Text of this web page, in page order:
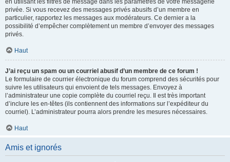
en utilisant les filtres de message dans les paramètres de votre messagerie
privée. Si vous recevez des messages privés abusifs d’un membre en
particulier, rapportez les messages aux modérateurs. Ce dernier a la
possibilité d’empêcher complètement un membre d’envoyer des messages
privés.
Haut
J’ai reçu un spam ou un courriel abusif d’un membre de ce forum !
Le formulaire de courrier électronique du forum comprend des sécurités pour
suivre les utilisateurs qui envoient de tels messages. Envoyez à
l’administrateur une copie complète du courriel reçu. Il est très important
d’inclure les en-têtes (ils contiennent des informations sur l’expéditeur du
courriel). L’administrateur pourra alors prendre les mesures nécessaires.
Haut
Amis et ignorés